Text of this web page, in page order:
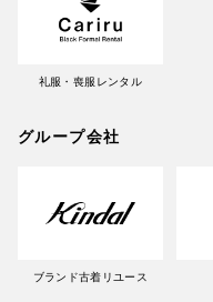
礼服・喪服レンタル
グループ会社
ブランド古着リユース